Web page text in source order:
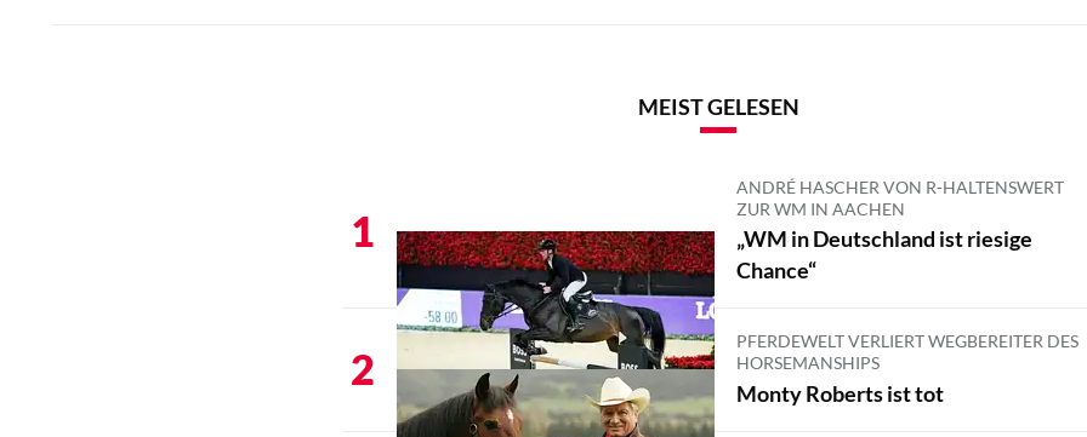
MEIST GELESEN
1
ANDRÉ HASCHER VON R-HALTENSWERT
ZUR WM IN AACHEN
„WM in Deutschland ist riesige
Chance“
2
PFERDEWELT VERLIERT WEGBEREITER DES
HORSEMANSHIPS
Monty Roberts ist tot